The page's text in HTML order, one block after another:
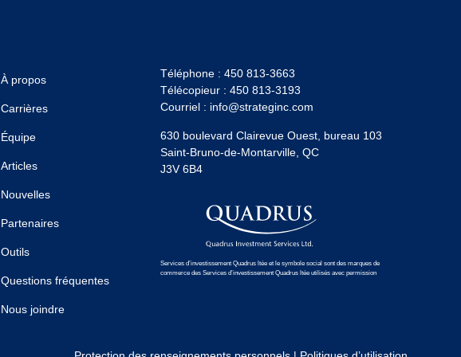
À propos
Carrières
Équipe
Articles
Nouvelles
Partenaires
Outils
Questions fréquentes
Nous joindre
Téléphone :450 813-3663
Télécopieur :450 813-3193
Courriel : info@strateginc.com
630 boulevard Clairevue Ouest, bureau 103
Saint-Bruno-de-Montarville, QC
J3V 6B4
Services d’investissement Quadrus ltée et le symbole social sont des marques de
commerce des Services d’investissement Quadrus ltée utilisés avec permission